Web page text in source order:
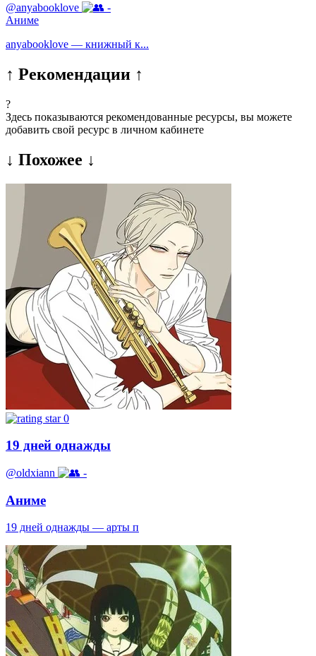
@anyabooklove
-
Аниме
anyabooklove — книжный к...
↑ Рекомендации ↑
?
Здесь показываются рекомендованные ресурсы, вы можете
добавить свой ресурс в личном кабинете
↓ Похожее ↓
0
19 дней однажды
@oldxiann -
Аниме
19 дней однажды — арты п